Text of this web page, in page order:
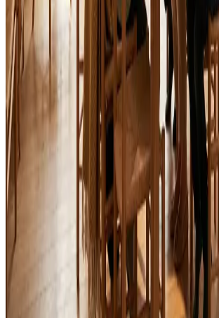
Alle mærker og systemer
Indhent tilbud
70 60 30 04